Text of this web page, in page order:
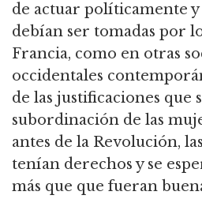
de actuar políticamente y
debían ser tomadas por
Francia, como en otras
occidentales
de las justificaciones que
subordinación de las
antes de la Revolución,
tenían derechos y se
más que que fueran